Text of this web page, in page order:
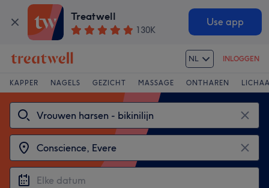
Treatwell
130K
Use app
NL INLOGGEN
KAPPER NAGELS GEZICHT MASSAGE ONTHAREN